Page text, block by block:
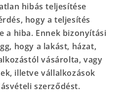
hibás teljesítése
hogy a teljesítés
a hiba. Ennek bizonyítási
hogy a lakást, házat,
vásárolta, vagy
illetve vállalkozások
szerződést.